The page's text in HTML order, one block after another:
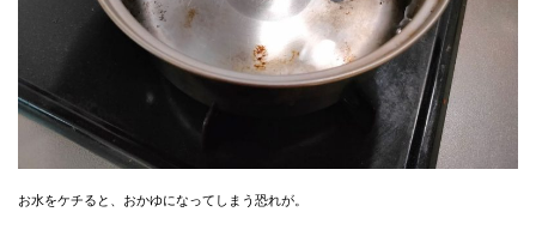
お水をケチると、おかゆになってしまう恐れが。